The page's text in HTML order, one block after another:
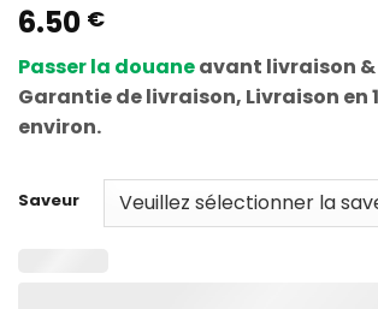
Noté5sur
5 en
l'évaluation
des clients
1
6.50 €
Passer la douaneavant livraison &
Garantie de livraison, Livraison en
environ.
Saveur